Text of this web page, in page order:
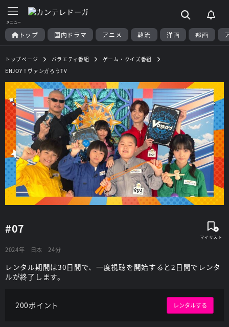
トップ 国内ドラマ アニメ 韓流 洋画 邦画
トップページ バラエティ番組
ゲーム・クイズ番組
ENJOY！ヴァンガろうTV
#07
2024年 日本 24分
レンタル期間は30日間で、一度視聴を開始すると2日間でレンタ
ルが終了します。
200ポイント レンタルする